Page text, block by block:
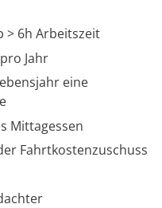
> 6h Arbeitszeit
Jahr
eine
Mittagessen
Fahrtkostenzuschuss